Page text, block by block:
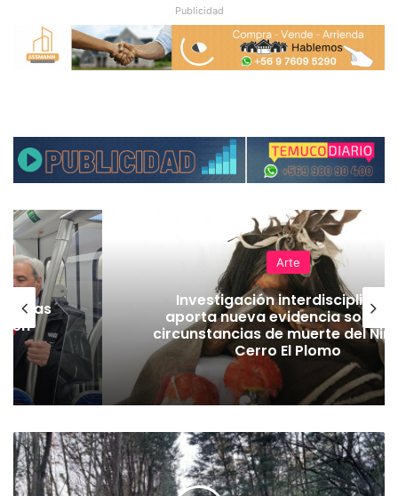
Publicidad
vías
Arte
Investigación
aporta nueva evidencia sobre
circunstancias de muerte del
Cerro El Plomo
M
u
n